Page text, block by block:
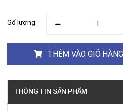
Số lượng:
THÊM VÀO GIỎ HÀNG
THÔNG TIN SẢN PHẨM